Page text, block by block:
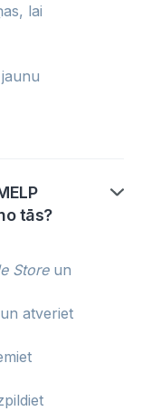
lai
tās?
Storeun
atveriet